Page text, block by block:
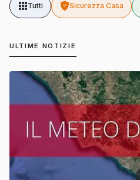
Tutti Sicurezza Casa
ULTIME NOTIZIE